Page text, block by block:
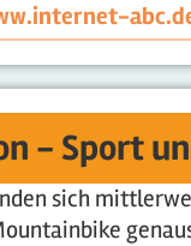
- Sport
sich